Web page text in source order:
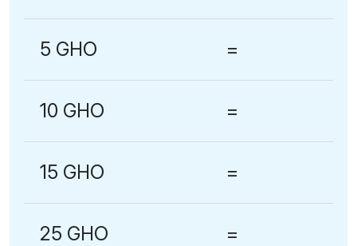
5 GHO =
10 GHO =
15 GHO =
25 GHO =